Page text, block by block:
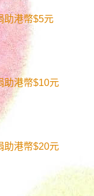
助港幣$5元
助港幣$10元
助港幣$20元